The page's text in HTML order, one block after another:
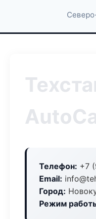
Телефон: +7
Email:
Город:
Режим